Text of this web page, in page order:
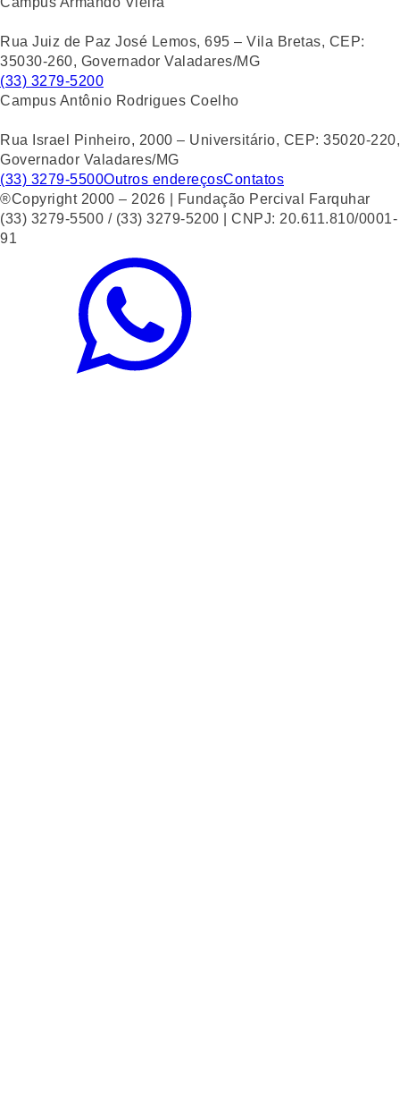
Rua Juiz de Paz José Lemos, 695 – Vila Bretas, CEP:
35030-260, Governador Valadares/MG
(33) 3279-5200
Campus Antônio Rodrigues Coelho
Rua Israel Pinheiro, 2000 – Universitário, CEP: 35020-220,
Governador Valadares/MG
(33) 3279-5500Outros endereçosContatos
®Copyright 2000 – 2026 | Fundação Percival Farquhar
(33) 3279-5500 / (33) 3279-5200 | CNPJ: 20.611.810/0001-
91